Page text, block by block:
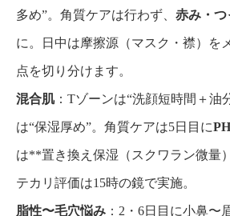
多め”。角質ケアは行わず、 赤み・つ
に。日中は摩擦源（マスク・襟）を
点を切り分けます。
混合肌：Tゾーンは“洗顔短時間＋油
は“保湿厚め”。角質ケアは5日目に
は**置き換え保湿（スクワラン微量
テカリ評価は15時の鏡で実施。
脂性〜毛穴悩み ：2・6日目に小鼻〜